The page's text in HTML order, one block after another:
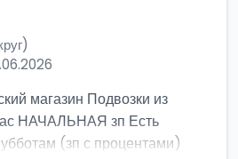
магазин Подвозки из
НАЧАЛЬНАЯ зп Есть
(зп с процентами)